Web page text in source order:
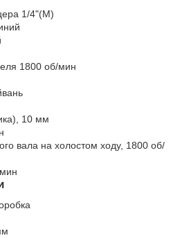
1/4"(M)
1800 об/мин
10 мм
вала на холостом ходу, 1800 об/